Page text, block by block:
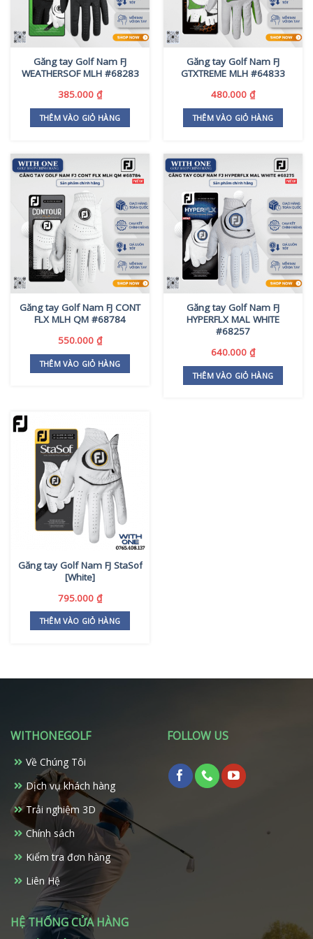
Găng tay Golf Nam FJ
WEATHERSOF MLH #68283
385.000 ₫
THÊM VÀO GIỎ HÀNG
Găng tay Golf Nam FJ
GTXTREME MLH #64833
480.000 ₫
THÊM VÀO GIỎ HÀNG
Găng tay Golf Nam FJ CONT
FLX MLH QM #68784
550.000 ₫
THÊM VÀO GIỎ HÀNG
Găng tay Golf Nam FJ
HYPERFLX MAL WHITE
#68257
640.000 ₫
THÊM VÀO GIỎ HÀNG
Găng tay Golf Nam FJ StaSof
[White]
795.000 ₫
THÊM VÀO GIỎ HÀNG
WITHONEGOLF
Về Chúng Tôi
Dịch vụ khách hàng
Trải nghiệm 3D
Chính sách
Kiểm tra đơn hàng
Liên Hệ
FOLLOW US
HỆ THỐNG CỬA HÀNG